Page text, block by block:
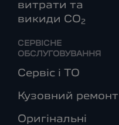
витрати та
викиди СО2
СЕРВІСНЕ
ОБСЛУГОВУВАННЯ
Сервіс і ТО
Кузовний ремонт
Оригінальні